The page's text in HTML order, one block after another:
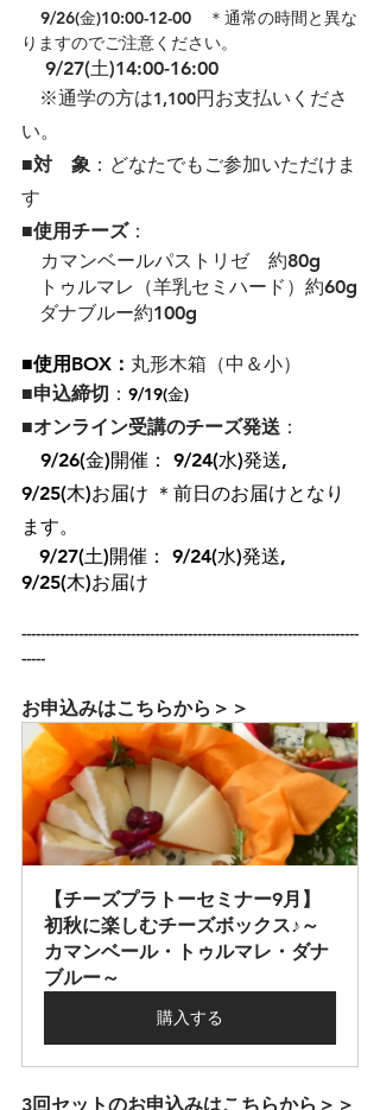
9/26(金)10:00-12-00　＊通常の時間と異な
りますのでご注意ください。
9/27(土)14:00-16:00
※通学の方は1,100円お支払いくださ
い。
■対　象 ：どなたでもご参加いただけま
す
■使用チーズ：
カマンベールパストリゼ　約80g
   トゥルマレ（羊乳セミハード）約60g
   ダナブルー約100g
■使用BOX： 丸形木箱（中＆小）
​■申込締切 ： 9/19(金)
■オンライン受講のチーズ発送 ：
9/26(金)開催： 9/24(水)発送,
9/25(木)お届け ＊前日のお届けとなり
ます。
9/25(木)お届け
-----------------------------------------------------------------------
-----
お申込みはこちらから＞＞
【チーズプラトーセミナー9月】
初秋に楽しむチーズボックス♪～
カマンベール・トゥルマレ・ダナ
ブルー～
購入する
3回セットのお申込みはこちらから＞＞